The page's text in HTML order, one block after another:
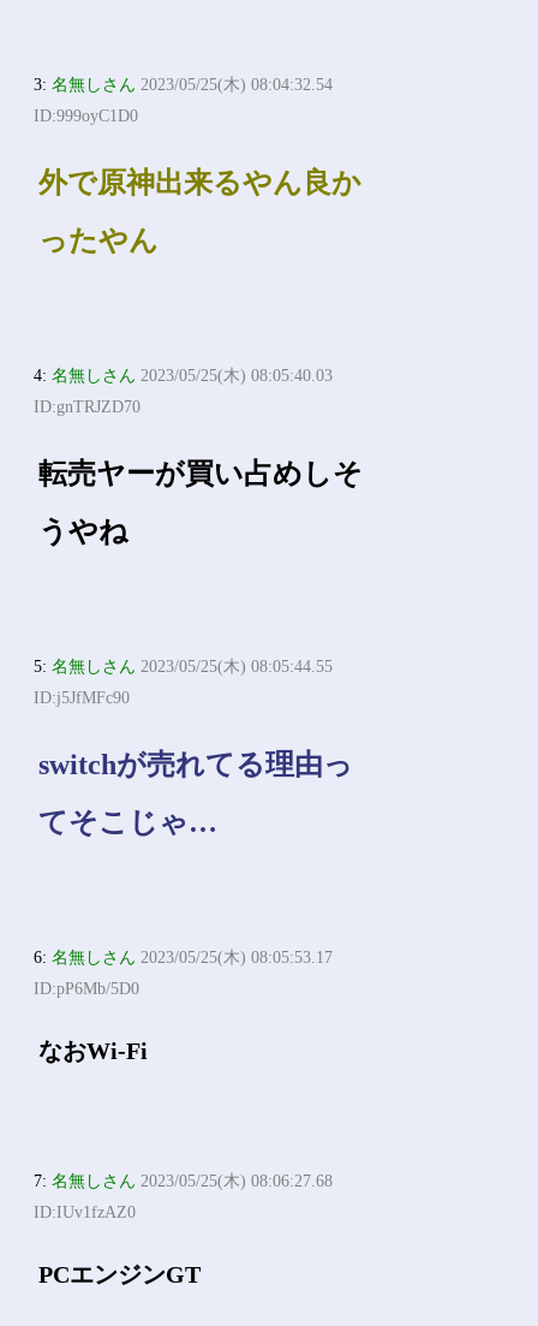
3:名無しさん 2023/05/25(木) 08:04:32.54
ID:999oyC1D0
外で原神出来るやん良か
ったやん
4:名無しさん 2023/05/25(木) 08:05:40.03
ID:gnTRJZD70
転売ヤーが買い占めしそ
うやね
5:名無しさん 2023/05/25(木) 08:05:44.55
ID:j5JfMFc90
switchが売れてる理由っ
てそこじゃ…
6:名無しさん 2023/05/25(木) 08:05:53.17
ID:pP6Mb/5D0
なおWi-Fi
7:名無しさん 2023/05/25(木) 08:06:27.68
ID:IUv1fzAZ0
PCエンジンGT